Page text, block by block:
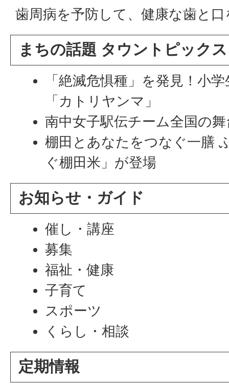
歯周病を予防して、健康な歯と
まちの話題 タウントピックス
「絶滅危惧種」を発見！小
「カトリヤンマ」
南中女子駅伝チーム全国の
棚田とあなたをつなぐ一膳
ぐ棚田米」が登場
お知らせ・ガイド
催し・講座
募集
福祉・健康
子育て
スポーツ
くらし・相談
定期情報